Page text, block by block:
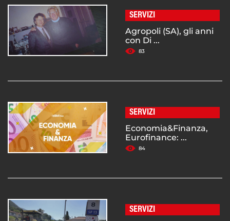
SERVIZI
Agropoli (SA), gli anni
con Di ...
83
SERVIZI
Economia&Finanza,
Eurofinance: ...
84
SERVIZI